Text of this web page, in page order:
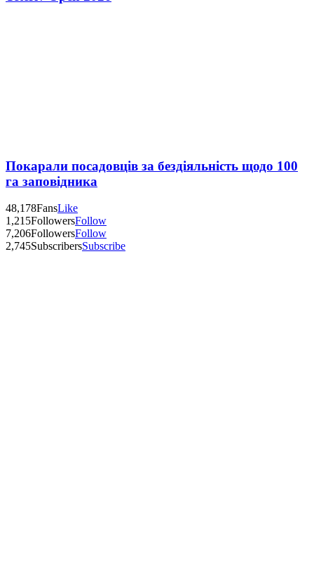
Покарали посадовців за бездіяльність щодо 100
га заповідника
48,178FansLike
1,215FollowersFollow
7,206FollowersFollow
2,745SubscribersSubscribe